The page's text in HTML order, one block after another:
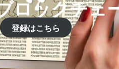
ロックチェ
登録はこちら